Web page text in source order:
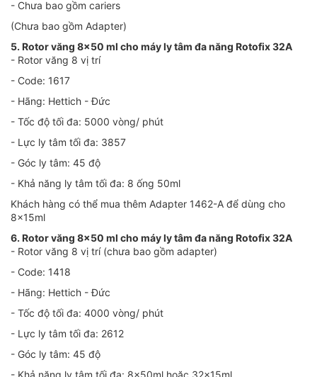
- Chưa bao gồm cariers
(Chưa bao gồm Adapter)
5. Rotor văng 8x50 ml cho máy ly tâm đa năng Rotofix 32A
- Rotor văng 8 vị trí
- Code: 1617
- Hãng: Hettich - Đức
- Tốc độ tối đa: 5000 vòng/ phút
- Lực ly tâm tối đa: 3857
- Góc ly tâm: 45 độ
- Khả năng ly tâm tối đa: 8 ống 50ml
Khách hàng có thể mua thêm Adapter 1462-A để dùng cho
8x15ml
6. Rotor văng 8x50 ml cho máy ly tâm đa năng Rotofix 32A
- Rotor văng 8 vị trí (chưa bao gồm adapter)
- Code: 1418
- Hãng: Hettich - Đức
- Tốc độ tối đa: 4000 vòng/ phút
- Lực ly tâm tối đa: 2612
- Góc ly tâm: 45 độ